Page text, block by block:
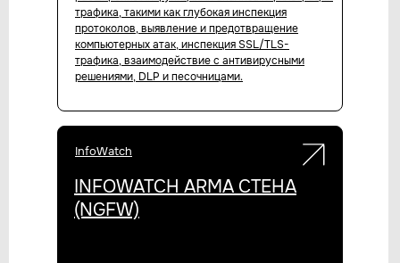
трафика, такими как глубокая инспекция
протоколов, выявление и предотвращение
компьютерных атак, инспекция SSL/TLS-
трафика, взаимодействие с антивирусными
решениями, DLP и песочницами.
InfoWatch
INFOWATCH ARMA СТЕНА
(NGFW)
УЦСБ SOC
DLP-сервис
НОВОСТИ
Вебинары
Партнеры
Контакты